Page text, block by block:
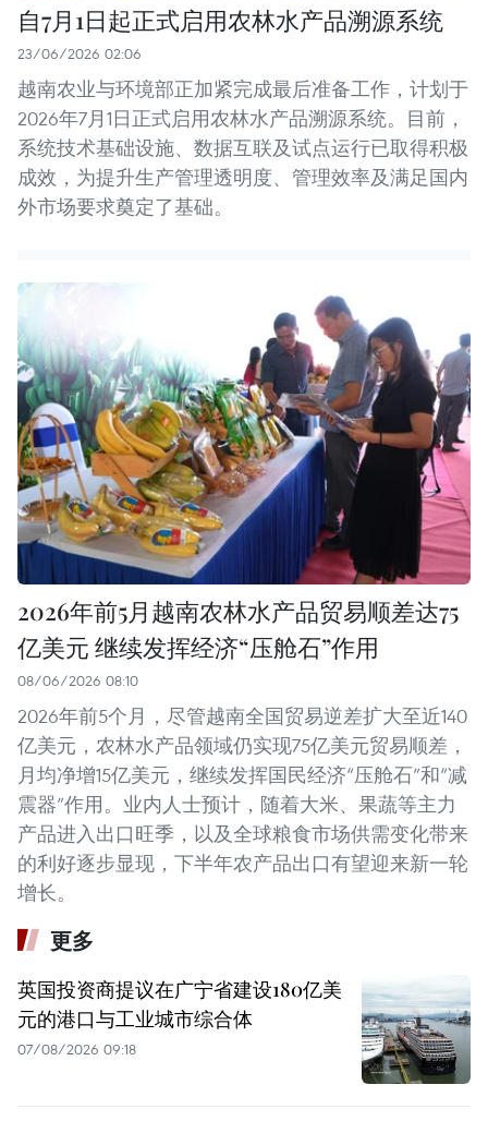
自7月1日起正式启用农林水产品溯源系统
23/06/2026 02:06
越南农业与环境部正加紧完成最后准备工作，计划于
2026年7月1日正式启用农林水产品溯源系统。目前，
系统技术基础设施、数据互联及试点运行已取得积极
成效，为提升生产管理透明度、管理效率及满足国内
外市场要求奠定了基础。
2026年前5月越南农林水产品贸易顺差达75
亿美元 继续发挥经济“压舱石”作用
08/06/2026 08:10
2026年前5个月，尽管越南全国贸易逆差扩大至近140
亿美元，农林水产品领域仍实现75亿美元贸易顺差，
月均净增15亿美元，继续发挥国民经济“压舱石”和“减
震器”作用。业内人士预计，随着大米、果蔬等主力
产品进入出口旺季，以及全球粮食市场供需变化带来
的利好逐步显现，下半年农产品出口有望迎来新一轮
增长。
更多
英国投资商提议在广宁省建设180亿美
元的港口与工业城市综合体
07/08/2026 09:18